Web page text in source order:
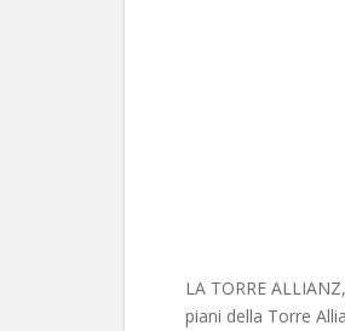
LA TORRE
piani della Torre